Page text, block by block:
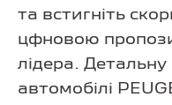
та встигніть
цфновою
лідера.
автомобілі